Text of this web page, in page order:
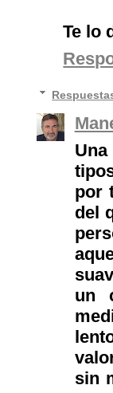
Te lo
por
del
un
sin